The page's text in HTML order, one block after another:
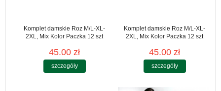
Komplet damskie Roz M/L-XL-
2XL, Mix Kolor Paczka 12 szt
45.00 zł
szczegóły
Komplet damskie Roz M/L-XL-
2XL, Mix Kolor Paczka 12 szt
45.00 zł
szczegóły